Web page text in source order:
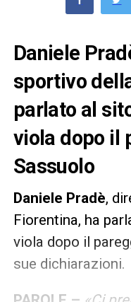
Daniele
sportivo
parlato al
viola dopo il
Sassuolo
Daniele Pradè,
Fiorentina, ha
viola dopo il
sue dichiarazioni.